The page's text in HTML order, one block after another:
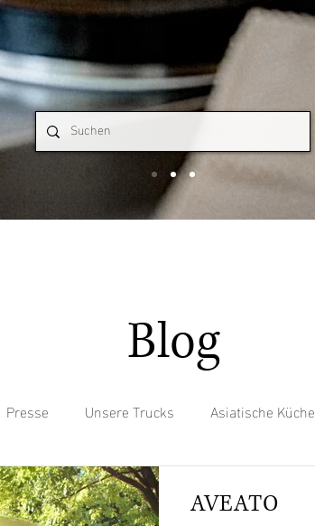
Blog
Presse Unsere Trucks Asiatische Küche
Deutsche Küche
AVEATO